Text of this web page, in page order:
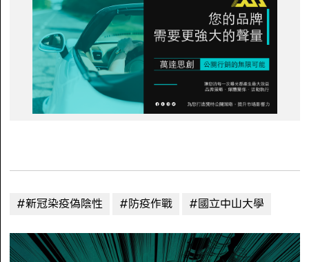
#新冠染疫偽陰性 #防疫作戰 #國立中山大學